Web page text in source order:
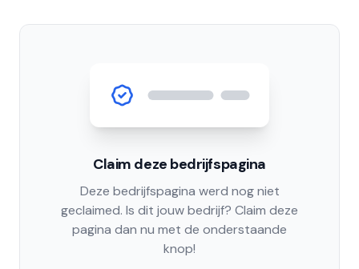
Claim deze bedrijfspagina
Deze bedrijfspagina werd nog niet
geclaimed. Is dit jouw bedrijf? Claim deze
pagina dan nu met de onderstaande
knop!